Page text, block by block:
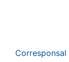
Corresponsal